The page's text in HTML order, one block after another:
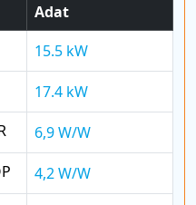
Adat
15.5 kW
17.4 kW
6,9 W/W
4,2 W/W